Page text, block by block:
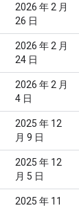
2026 年 2 月
26 日
2026 年 2 月
24 日
2026 年 2 月
4 日
2025 年 12
月 9 日
2025 年 12
月 5 日
2025 年 11